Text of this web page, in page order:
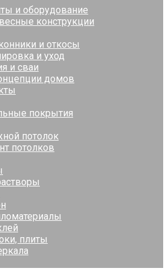
и оборудование
конструкции
и откосы
и уход
и сваи
домов
покрытия
потолок
потолков
плиты